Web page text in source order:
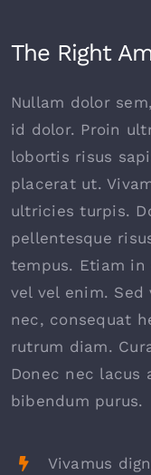
The Right
Nullam dolor
id dolor. Proin
lobortis risus
placerat ut.
ultricies turpis.
pellentesque
tempus. Etiam
vel vel enim.
nec, consequat
rutrum diam.
Donec nec
bibendum purus.
Vivamus